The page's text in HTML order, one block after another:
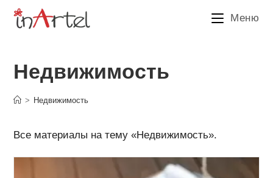
Перейти
Меню
Недвижимость
> Недвижимость
Все материалы на тему «Недвижимость».